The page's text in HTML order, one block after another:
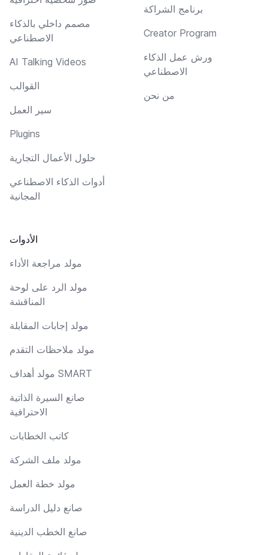
مصمم داخلي بالذكاء
الاصطناعي
AI Talking Videos
القوالب
سير العمل
Plugins
حلول الأعمال التجارية
أدوات الذكاء الاصطناعي
المجانية
الأدوات
مولد مراجعة الأداء
مولد الرد على لوحة
المناقشة
مولد إجابات المقابلة
مولد ملاحظات التقدم
مولد أهداف SMART
صانع السيرة الذاتية
الاحترافية
كاتب الخطابات
مولد ملف الشركة
مولد خطة العمل
صانع دليل الدراسة
صانع الخطب الدينية
برنامج الشراكة
Creator Program
ورش عمل الذكاء
الاصطناعي
من نحن